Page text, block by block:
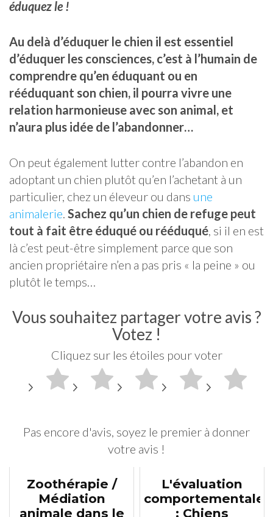
éduquez le !
Au delà d’éduquer le chien il est essentiel
d’éduquer les consciences, c’est à l’humain de
comprendre qu’en éduquant ou en
rééduquant son chien, il pourra vivre une
relation harmonieuse avec son animal, et
n’aura plus idée de l’abandonner…
On peut également lutter contre l’abandon en
adoptant un chien plutôt qu’en l’achetant à un
particulier, chez un éleveur ou dans une
animalerie. Sachez qu’un chien de refuge peut
tout à fait être éduqué ou rééduqué, si il en est
là c’est peut-être simplement parce que son
ancien propriétaire n’en a pas pris « la peine » ou
plutôt le temps…
Vous souhaitez partager votre avis ?
Votez !
Cliquez sur les étoiles pour voter
Pas encore d'avis, soyez le premier à donner
votre avis !
Zoothérapie /
Médiation
animale dans le
L'évaluation
comportementale
: Chiens